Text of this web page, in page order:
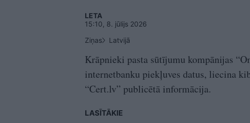
LETA
15:10, 8. jūlijs 2026
Ziņas
Latvijā
Krāpnieki pasta sūtījumu kompānijas
internetbanku piekļuves datus, liecina
“Cert.lv” publicētā informācija.
LASĪTĀKIE